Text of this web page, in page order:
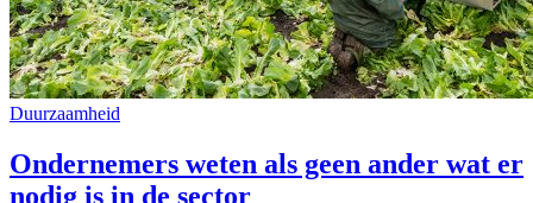
Duurzaamheid
Ondernemers weten als geen ander wat er
nodig is in de sector